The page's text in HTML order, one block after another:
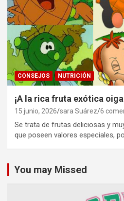
CONSEJOS NUTRICIÓN
¡A la rica fruta exótica
15 junio, 2026 sara Suárez 6
Se trata de frutas deliciosas y
que poseen valores especiales,
You may Missed